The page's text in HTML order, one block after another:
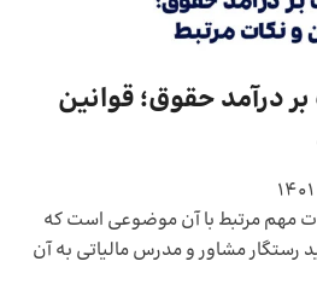
بر درآمد حقوق؛ قوانین
مهم مرتبط با آن موضوعی است که
رستگار مشاور و مدرس مالیاتی به آن